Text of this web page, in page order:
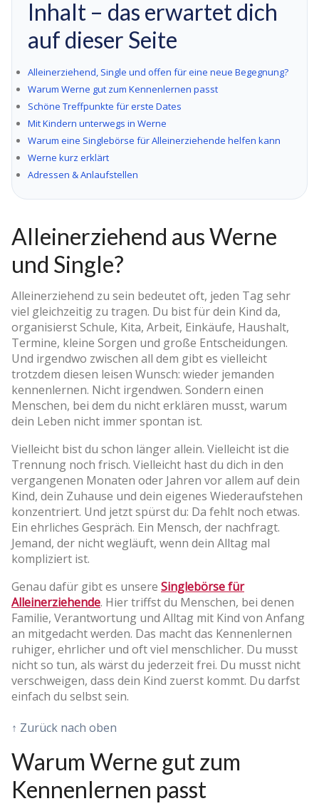
Inhalt – das erwartet dich
auf dieser Seite
Alleinerziehend, Single und offen für eine neue Begegnung?
Warum Werne gut zum Kennenlernen passt
Schöne Treffpunkte für erste Dates
Mit Kindern unterwegs in Werne
Warum eine Singlebörse für Alleinerziehende helfen kann
Werne kurz erklärt
Adressen & Anlaufstellen
Alleinerziehend aus Werne
und Single?
Alleinerziehend zu sein bedeutet oft, jeden Tag sehr
viel gleichzeitig zu tragen. Du bist für dein Kind da,
organisierst Schule, Kita, Arbeit, Einkäufe, Haushalt,
Termine, kleine Sorgen und große Entscheidungen.
Und irgendwo zwischen all dem gibt es vielleicht
trotzdem diesen leisen Wunsch: wieder jemanden
kennenlernen. Nicht irgendwen. Sondern einen
Menschen, bei dem du nicht erklären musst, warum
dein Leben nicht immer spontan ist.
Vielleicht bist du schon länger allein. Vielleicht ist die
Trennung noch frisch. Vielleicht hast du dich in den
vergangenen Monaten oder Jahren vor allem auf dein
Kind, dein Zuhause und dein eigenes Wiederaufstehen
konzentriert. Und jetzt spürst du: Da fehlt noch etwas.
Ein ehrliches Gespräch. Ein Mensch, der nachfragt.
Jemand, der nicht wegläuft, wenn dein Alltag mal
kompliziert ist.
Genau dafür gibt es unsere Singlebörse für
Alleinerziehende. Hier triffst du Menschen, bei denen
Familie, Verantwortung und Alltag mit Kind von Anfang
an mitgedacht werden. Das macht das Kennenlernen
ruhiger, ehrlicher und oft viel menschlicher. Du musst
nicht so tun, als wärst du jederzeit frei. Du musst nicht
verschweigen, dass dein Kind zuerst kommt. Du darfst
einfach du selbst sein.
↑ Zurück nach oben
Warum Werne gut zum
Kennenlernen passt